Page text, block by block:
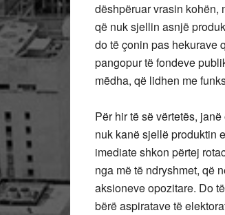
dëshpëruar vrasin kohën,
që nuk sjellin asnjë
do të çonin pas hekurave
pangopur të fondeve
mëdha, që lidhen me
Për hir të së vërtetës,
nuk kanë sjellë produktin
imediate shkon përtej
nga më të ndryshmet, që
aksioneve opozitare. Do
bërë aspiratave të